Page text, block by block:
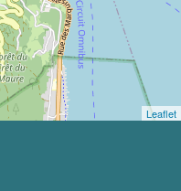
Leaflet